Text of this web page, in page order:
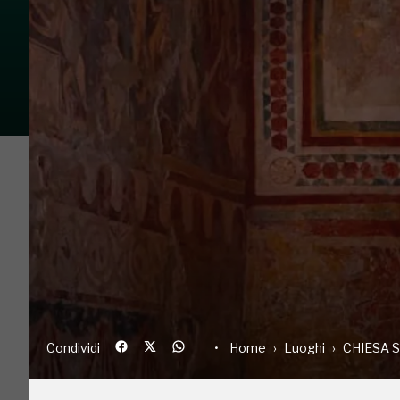
Condividi Home Luoghi CHIESA
Home
La facciata a forma di capanna presenta un
conservando le caratteristiche proprie
forme gotiche. L'interno segue il modello
conclusa da un presbiterio di forma
piccola cripta, che secondo gli storici era
culto alla divinità femminile è stato
legno tra le più antiche d’ Abruzzo, datata e
della parete settentrionale, una raffinata
Nicola da Casentino, tra i maggiori